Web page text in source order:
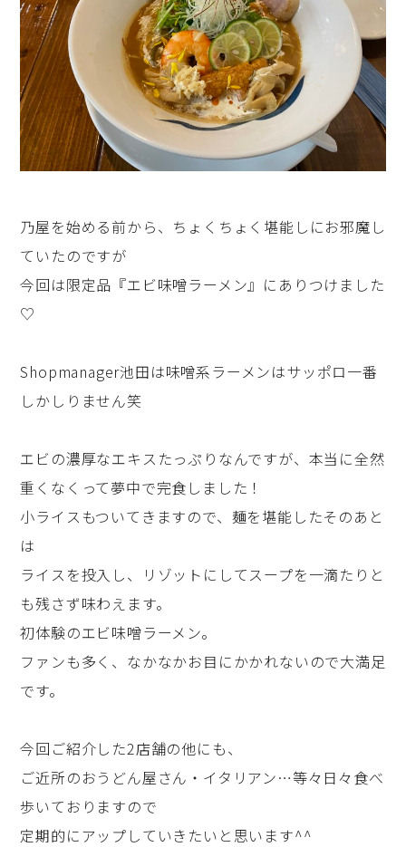
乃屋を始める前から、ちょくちょく堪能しにお邪魔し
ていたのですが
今回は限定品『エビ味噌ラーメン』にありつけました
♡
Shopmanager池田は味噌系ラーメンはサッポロ一番
しかしりません笑
エビの濃厚なエキスたっぷりなんですが、本当に全然
重くなくって夢中で完食しました！
小ライスもついてきますので、麺を堪能したそのあと
は
ライスを投入し、リゾットにしてスープを一滴たりと
も残さず味わえます。
初体験のエビ味噌ラーメン。
ファンも多く、なかなかお目にかかれないので大満足
です。
今回ご紹介した2店舗の他にも、
ご近所のおうどん屋さん・イタリアン…等々日々食べ
歩いておりますので
定期的にアップしていきたいと思います^^